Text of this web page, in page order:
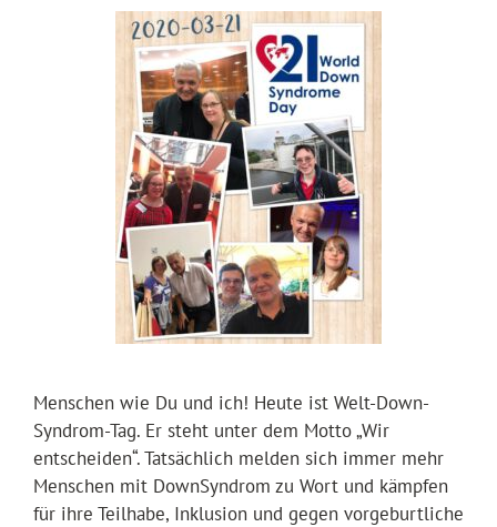
Menschen wie Du und ich! Heute ist Welt-Down-
Syndrom-Tag. Er steht unter dem Motto „Wir
entscheiden“. Tatsächlich melden sich immer mehr
Menschen mit DownSyndrom zu Wort und kämpfen
für ihre Teilhabe, Inklusion und gegen vorgeburtliche